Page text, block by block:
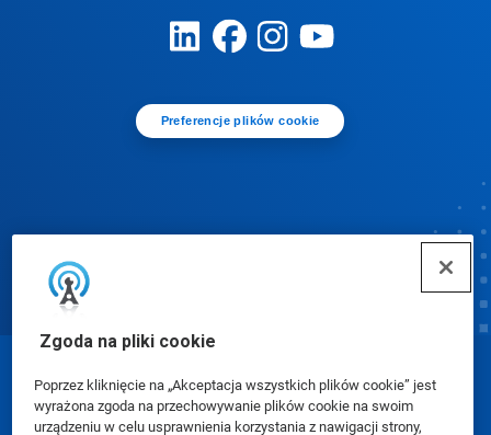
Zgoda na pliki cookie
Poprzez kliknięcie na „Akceptacja wszystkich plików cookie” jest
wyrażona zgoda na przechowywanie plików cookie na swoim
urządzeniu w celu usprawnienia korzystania z nawigacji strony,
Preferencje plików cookie
© Ecolab Inc. 2025